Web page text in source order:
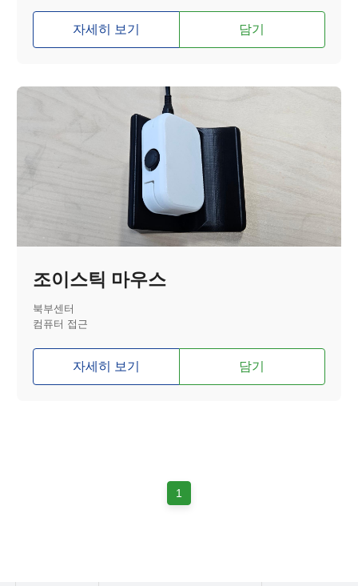
자세히 보기 담기
조이스틱 마우스
북부센터
컴퓨터 접근
자세히 보기 담기
1